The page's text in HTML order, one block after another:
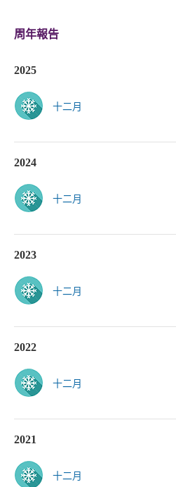
周年報告
2025
十二月
2024
十二月
2023
十二月
2022
十二月
2021
十二月